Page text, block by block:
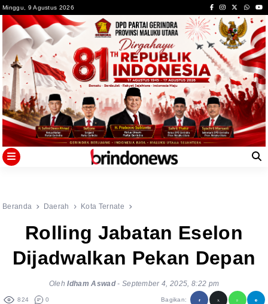
to
content
Minggu, 9 Agustus 2026
Beranda Daerah Kota Ternate
Rolling Jabatan Eselon
Dijadwalkan Pekan Depan
OlehIdham Aswad - September 4, 2025, 8:22 pm
824 0 Bagikan: